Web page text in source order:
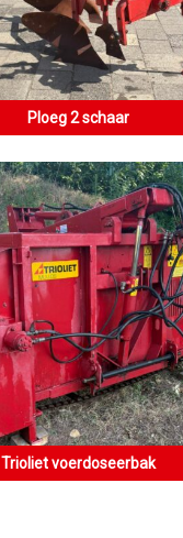
Ploeg 2 schaar
Trioliet voerdoseerbak